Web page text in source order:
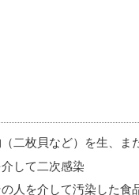
二枚貝など）を生、ま
して二次感染
人を介して汚染した食